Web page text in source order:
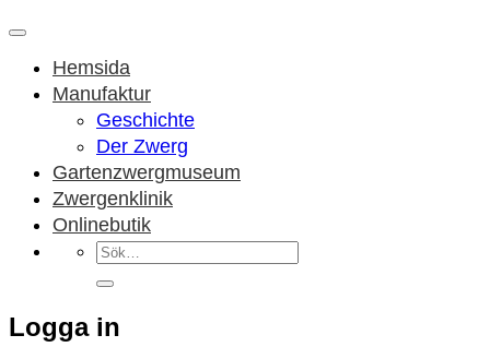
Hemsida
Manufaktur
Geschichte
Der Zwerg
Gartenzwergmuseum
Zwergenklinik
Onlinebutik
Sök
efter:
Logga in